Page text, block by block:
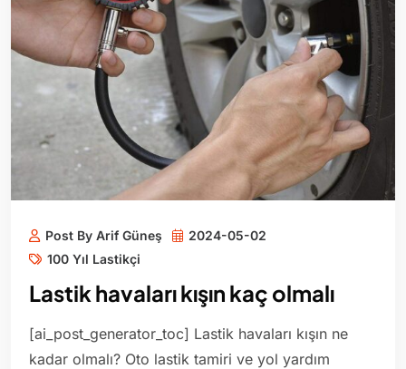
Post By Arif Güneş
2024-05-02
100 Yıl Lastikçi
Lastik havaları kışın kaç olmalı
[ai_post_generator_toc] Lastik havaları kışın ne
kadar olmalı? Oto lastik tamiri ve yol yardım